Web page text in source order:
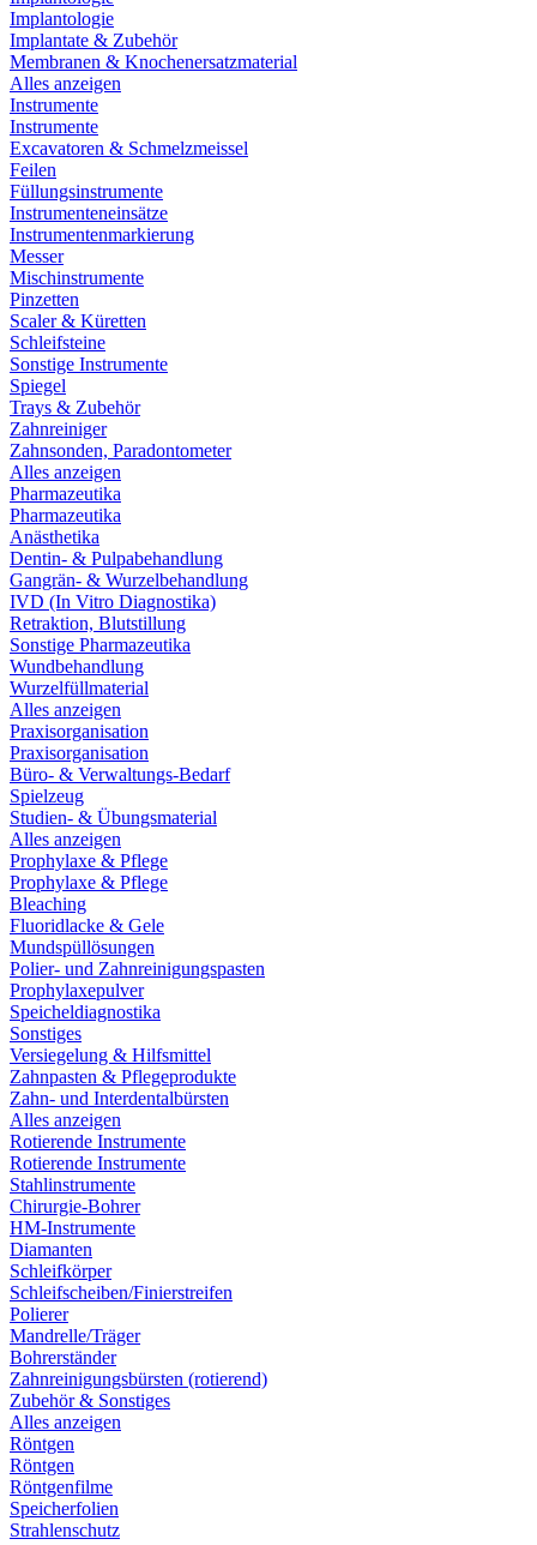
Implantologie
Implantate & Zubehör
Membranen & Knochenersatzmaterial
Alles anzeigen
Instrumente
Instrumente
Excavatoren & Schmelzmeissel
Feilen
Füllungsinstrumente
Instrumenteneinsätze
Instrumentenmarkierung
Messer
Mischinstrumente
Pinzetten
Scaler & Küretten
Schleifsteine
Sonstige Instrumente
Spiegel
Trays & Zubehör
Zahnreiniger
Zahnsonden, Paradontometer
Alles anzeigen
Pharmazeutika
Pharmazeutika
Anästhetika
Dentin- & Pulpabehandlung
Gangrän- & Wurzelbehandlung
IVD (In Vitro Diagnostika)
Retraktion, Blutstillung
Sonstige Pharmazeutika
Wundbehandlung
Wurzelfüllmaterial
Alles anzeigen
Praxisorganisation
Praxisorganisation
Büro- & Verwaltungs-Bedarf
Spielzeug
Studien- & Übungsmaterial
Alles anzeigen
Prophylaxe & Pflege
Prophylaxe & Pflege
Bleaching
Fluoridlacke & Gele
Mundspüllösungen
Polier- und Zahnreinigungspasten
Prophylaxepulver
Speicheldiagnostika
Sonstiges
Versiegelung & Hilfsmittel
Zahnpasten & Pflegeprodukte
Zahn- und Interdentalbürsten
Alles anzeigen
Rotierende Instrumente
Rotierende Instrumente
Stahlinstrumente
Chirurgie-Bohrer
HM-Instrumente
Diamanten
Schleifkörper
Schleifscheiben/Finierstreifen
Polierer
Mandrelle/Träger
Bohrerständer
Zahnreinigungsbürsten (rotierend)
Zubehör & Sonstiges
Alles anzeigen
Röntgen
Röntgen
Röntgenfilme
Speicherfolien
Strahlenschutz